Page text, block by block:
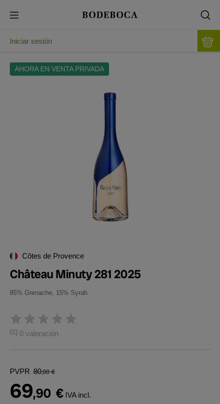
Iniciar sesión
AHORA EN VENTA PRIVADA
Côtes de Provence
Château Minuty 281 2025
85% Grenache, 15% Syrah
0 valoración
PVPR 80,00 €
69,90 € IVA incl.